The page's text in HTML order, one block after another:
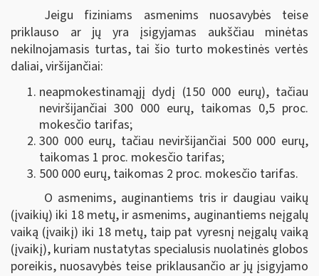
Jeigu fiziniams asmenims nuosavybės teise
priklauso ar jų yra įsigyjamas aukščiau minėtas
nekilnojamasis turtas, tai šio turto mokestinės vertės
daliai, viršijančiai:
neapmokestinamąjį dydį (150 000 eurų), tačiau
neviršijančiai 300 000 eurų, taikomas 0,5 proc.
mokesčio tarifas;
300 000 eurų, tačiau neviršijančiai 500 000 eurų,
taikomas 1 proc. mokesčio tarifas;
500 000 eurų, taikomas 2 proc. mokesčio tarifas.
O asmenims, auginantiems tris ir daugiau vaikų
(įvaikių) iki 18 metų, ir asmenims, auginantiems neįgalų
vaiką (įvaikį) iki 18 metų, taip pat vyresnį neįgalų vaiką
(įvaikį), kuriam nustatytas specialusis nuolatinės globos
poreikis, nuosavybės teise priklausančio ar jų įsigyjamo